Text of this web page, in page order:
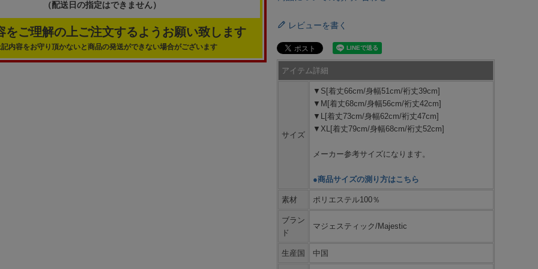
（配送日の指定はできません）
をご理解の上ご注文するようお願い致します
内容をお守り頂かないと商品の発送ができない場合がございます
レビューを書く
アイテム詳細
サイズ
▼S[着丈66cm/身幅51cm/裄丈39cm]
▼M[着丈68cm/身幅56cm/裄丈42cm]
▼L[着丈73cm/身幅62cm/裄丈47cm]
▼XL[着丈79cm/身幅68cm/裄丈52cm]
メーカー参考サイズになります。
●商品サイズの測り方はこちら
素材 ポリエステル100％
ブラン
ド
マジェスティック/Majestic
生産国 中国